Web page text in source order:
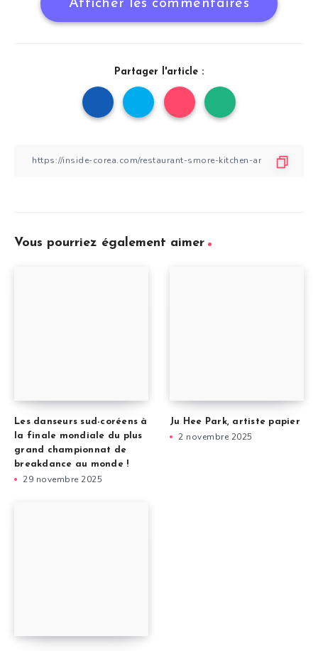
Afficher les commentaires
Partager l'article :
Vous pourriez également aimer
Les danseurs sud-coréens à
la finale mondiale du plus
grand championnat de
breakdance au monde !
29 novembre 2025
Ju Hee Park, artiste papier
2 novembre 2025